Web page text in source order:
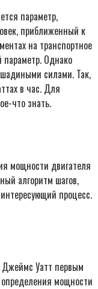
параметр,
приближенный к
на транспортное
параметр. Однако
силами. Так,
в час. Для
что знать.
мощности двигателя
алгоритм шагов,
процесс.
Джеймс Уатт первым
мощности